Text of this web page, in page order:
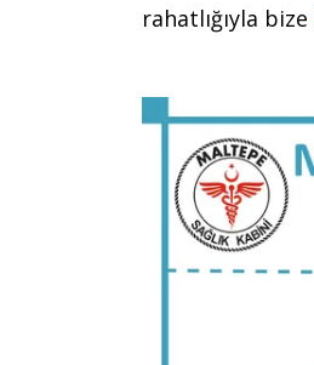
rahatlığıyla bize